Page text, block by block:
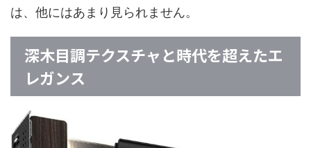
は、他にはあまり見られません。
深木目調テクスチャと時代を超えたエ
レガンス